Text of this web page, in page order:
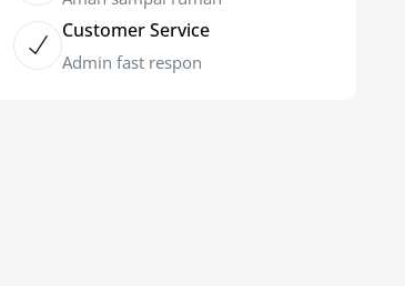
Customer Service
Admin fast respon